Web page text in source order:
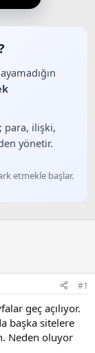
para, ilişki,
yönetir.
etmekle başlar.
#1
geç açılıyor.
başka sitelere
Neden oluyor